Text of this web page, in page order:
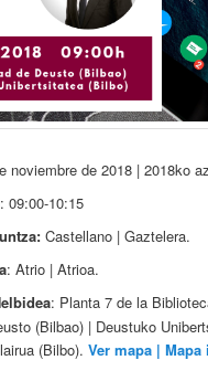
noviembre de 2018 | 2018ko
: 09:00-10:15
Castellano | Gaztelera.
: Atrio | Atrioa.
: Planta 7 de la
(Bilbao) | Deustuko
(Bilbo).Ver mapa | Mapa